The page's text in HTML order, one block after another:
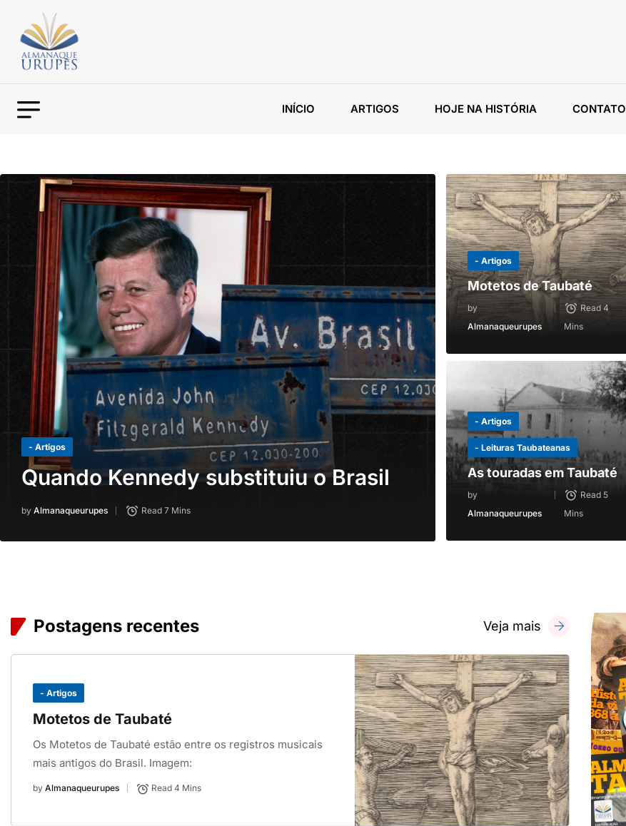
INÍCIO ARTIGOS HOJE NA HISTÓRIA CONTATO
- Artigos
Quando Kennedy substituiu o Brasil
by Almanaqueurupes Read 7 Mins
- Artigos
Motetos de Taubaté
by
Almanaqueurupes
Read 4
Mins
- Artigos
- Leituras Taubateanas
As touradas em Taubaté
by
Almanaqueurupes
Read 5
Mins
Postagens recentes Veja mais
- Artigos
Motetos de Taubaté
Os Motetos de Taubaté estão entre os registros musicais
mais antigos do Brasil. Imagem:
by Almanaqueurupes Read 4 Mins